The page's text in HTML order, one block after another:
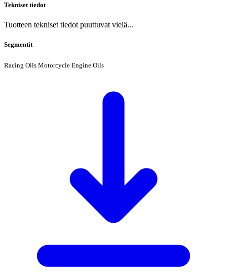
Tekniset tiedot
Tuotteen tekniset tiedot puuttuvat vielä...
Segmentit
Racing Oils Motorcycle Engine Oils